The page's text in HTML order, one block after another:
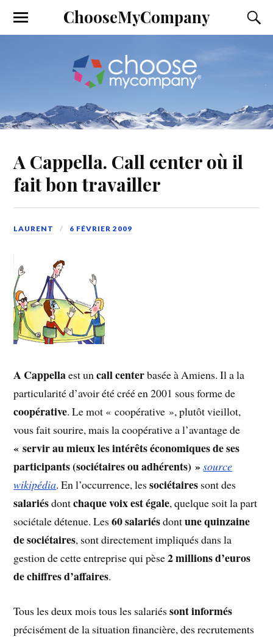
ChooseMyCompany
A Cappella. Call center où il
fait bon travailler
LAURENT 6 FÉVRIER 2009
A Cappellaest uncall centerbasée à Amiens. Il a la
particularité d’avoir été créé en 2001 sous forme de
coopérative. Le mot « coopérative », plutôt vieillot,
vous fait sourire, mais la coopérative a l’avantage de
« servir au mieux les intérêts économiques de ses
participants (sociétaires ou adhérents) »source
wikipédia. En l’occurrence, lessociétaires sont des
salariésdontchaque voix est égale, quelque soit la part
sociétale détenue. Les60 salariésdontune quinzaine
de sociétaires, sont directement impliqués dans la
gestion de cette entreprise qui pèse2 millions d’euros
de chiffres d’affaires.
Tous les deux mois tous les salariéssont informés
précisément de la situation financière, des recrutements